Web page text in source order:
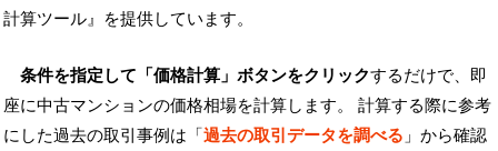
計算ツール』を提供しています。
条件を指定して「価格計算」ボタンをクリックするだけで、即
座に中古マンションの価格相場を計算します。 計算する際に参考
にした過去の取引事例は「過去の取引データを調べる 」から確認